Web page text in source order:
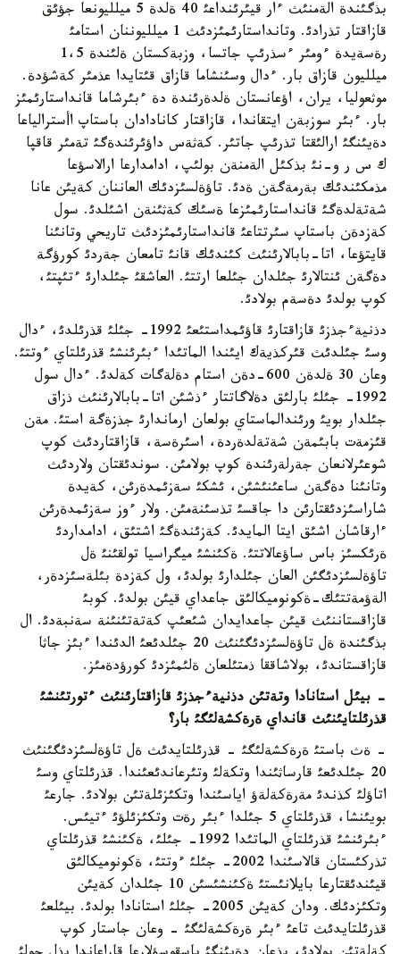
بذگئندة الةمنئث ءار قيئرئنداعئ 40 ةلدة 5 ميلليونعا جؤئق
قازاقتار تذرادئ. وتانداستارئمئزدئث 1 ميلليوننان استامئ
رةسةيدة ءومئر ءسذرئپ جاتسا، وزبةكستان ةلئندة 1،5
ميلليون قازاق بار. ءدال وسئنشاما قازاق قئتايدا عذمئر كةشؤدة.
موثعوليا، يران، اؤعانستان ةلدةرئندة دة ءبئرشاما قانداستارئمئز
بار. ءبئر سوزبةن ايتقاندا، قازاقتار كانادادان باستاپ اأسترالياعا
دةيئنگئ ارالئقتا تذرئپ جاتئر. كةثةس داؤئرئندةگئ تةمئر قاقپا
ك س ر و-نئ بذكئل الةمنةن بولئپ، ادامدارعا ارالاسؤعا
مذمكئندئك بةرمةگةن ةدئ. تاؤةلسئزدئك العاننان كةيئن عانا
شةتةلدةگئ قانداستارئمئزعا ةسئك كةثئنةن اشئلدئ. سول
كةزدةن باستاپ سئرتتاعئ قانداستارئمئزدئث تاريحي وتانئنا
قايتؤعا، اتا-بابالارئنئث كئندئك قانئ تامعان جةردئ كورؤگة
دةگةن ئنتالارئ جئلدان جئلعا ارتتئ. العاشقئ جئلدارئ ءتئپتئ،
كوپ بولدئ دةسةم بولادئ.
دذنيةءجذزئ قازاقتارئ قاؤئمداستئعئ 1992- جئلئ قذرئلدئ، ءدال
وسئ جئلدئث قئركذيةك ايئندا الماتئدا ءبئرئنشئ قذرئلتاي ءوتتئ.
وعان 30 ةلدةن 600-دةن استام دةلةگات كةلدئ. ءدال سول
1992- جئلئ بارلئق دةلاگاتتار ءذشئن اتا-بابالارئنئث ذزاق
جئلدار بويئ ورئندالماستاي بولعان ارماندارئ جذزةگة استئ. مةن
قئزمةت بابئمةن شةتةلدةردة، اسئرةسة، قازاقتاردئث كوپ
شوعئرلانعان جةرلةرئندة كوپ بولامئن. سوندئقتان ولاردئث
وتانئنا دةگةن ساعئنئشئن، ئشكئ سةزئمدةرئن، كةيدة
شاراسئزدئقتارئن دا جاقسئ تذسئنةمئن. ولار ءوز سةزئمدةرئن
ءارقاشان اشئق ايتا المايدئ. كةزئندةگئ اشتئق، ادامداردئ
ةرئكسئز باس ساؤعالاتتئ. ةكئنشئ ميگراسيا تولقئنئ ةل
تاؤةلسئزدئگئن العان جئلدارئ بولدئ، ول كةزدة بئلةسئزدةر،
الةؤمةتتئك-ةكونوميكالئق جاعداي قيئن بولدئ. كوبئ
قازاقستاننئث قيئن جاعدايدان شئعئپ كةتةتئنئنة سةنبةدئ. ال
بذگئندة ةل تاؤةلسئزدئگئنئث 20 جئلدئعئ الدئندا ءبئز جاثا
قازاقستاندئ، بولاشاققا ذمتئلعان ةلئمئزدئ كورؤدةمئز.
- بيئل استانادا وتةتئن دذنيةءجذزئ قازاقتارئنئث ءتورتئنشئ
قذرئلتايئنئث قانداي ةرةكشةلئگئ بار؟
- ةث باستئ ةرةكشةلئگئ - قذرئلتايدئث ةل تاؤةلسئزدئگئنئث
20 جئلدئعئ قارساثئندا وتكةلئ وتئرعاندئعئندا. قذرئلتاي وسئ
اتاؤلئ كذندئ مةرةكةلةؤ اياسئندا وتكئزئلةتئن بولادئ. جارعئ
بويئنشا، قذرئلتاي 5 جئلدا ءبئر رةت وتكئزئلؤئ ءتيئس.
ءبئرئنشئ قذرئلتاي الماتئدا 1992- جئلئ، ةكئنشئ قذرئلتاي
تذركئستان قالاسئندا 2002- جئلئ ءوتتئ، ةكونوميكالئق
قيئندئقتارعا بايلانئستئ ةكئنشئسئن 10 جئلدان كةيئن
وتكئزدئك. ودان كةيئن 2005- جئلئ استانادا بولدئ. بيئلعئ
قذرئلتايدئث تاعئ ءبئر ةرةكشةلئگئ - وعان جاستار كوپ